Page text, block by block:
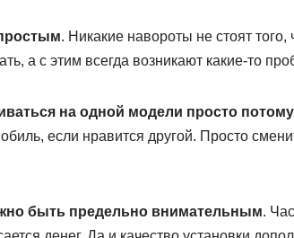
. Никакие навороты не стоят
а с этим всегда возникают какие-то
на одной модели просто
если нравится другой. Просто
быть предельно внимательным.